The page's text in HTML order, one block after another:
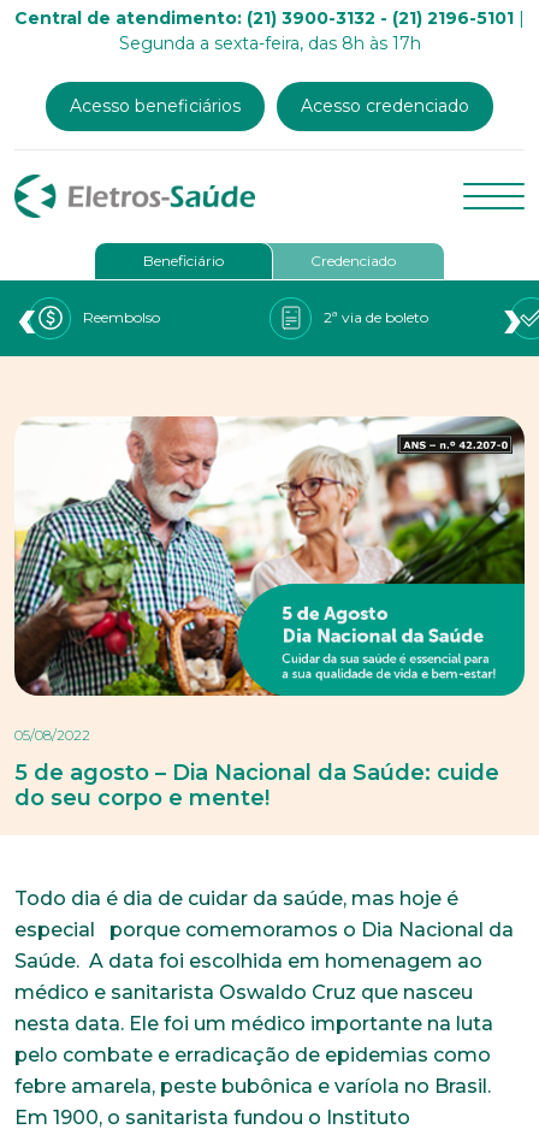
Central de atendimento: (21) 3900-3132 - (21) 2196-5101 |
Segunda a sexta-feira, das 8h às 17h
Acesso beneficiários Acesso credenciado
Beneficiário Credenciado
Reembolso 2ª via de boleto
‹ ›
05/08/2022
5 de agosto – Dia Nacional da Saúde: cuide
do seu corpo e mente!
Todo dia é dia de cuidar da saúde, mas hoje é
especial porque comemoramos o Dia Nacional da
Saúde. A data foi escolhida em homenagem ao
médico e sanitarista Oswaldo Cruz que nasceu
nesta data. Ele foi um médico importante na luta
pelo combate e erradicação de epidemias como
febre amarela, peste bubônica e varíola no Brasil.
Em 1900, o sanitarista fundou o Instituto